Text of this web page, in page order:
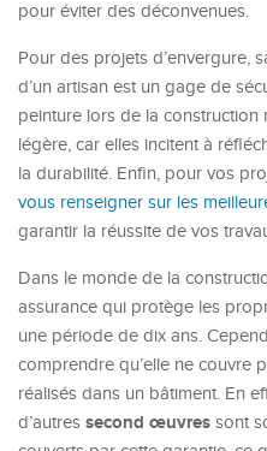
pour éviter des déconvenues.
Pour des projets d’envergure,
d’un artisan est un gage de
peinture lors de la construction
légère, car elles incitent à
la durabilité. Enfin, pour vos
vous renseigner sur les
garantir la réussite de vos
Dans le monde de la
assurance qui protège les
une période de dix ans.
comprendre qu’elle ne couvre
réalisés dans un bâtiment. En
d’autres second œuvres sont